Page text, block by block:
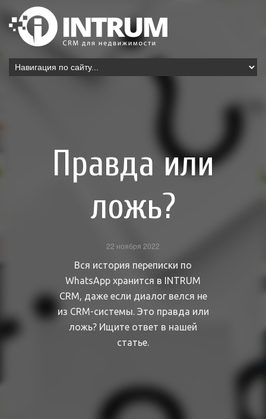
Правда или
ложь?
22 ноября 2022
Вся история переписки по
WhatsApp хранится в INTRUM
CRM, даже если диалог велся не
из CRM-системы. Это правда или
ложь? Ищите ответ в нашей
статье.